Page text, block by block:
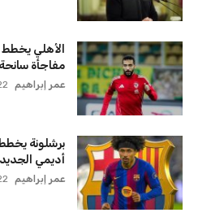
الأهلي يخطط
مفاجأة
عمر إبراهيم 22
برشلونة
أديمي
عمر إبراهيم 22